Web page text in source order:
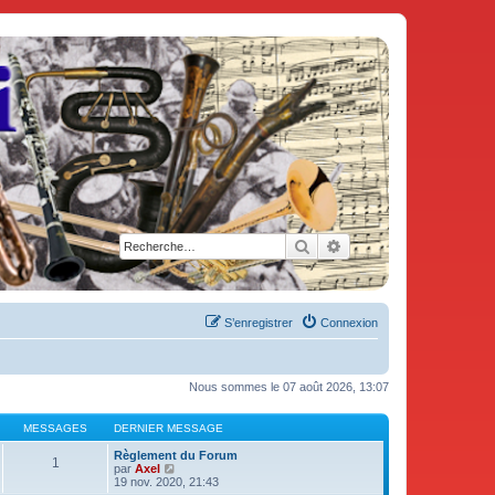
Rechercher
Recherche avancée
Connexion
S’enregistrer
Nous sommes le 07 août 2026, 13:07
MESSAGES DERNIER MESSAGE
1
Règlement du Forum
par Axel
o
19 nov. 2020, 21:43